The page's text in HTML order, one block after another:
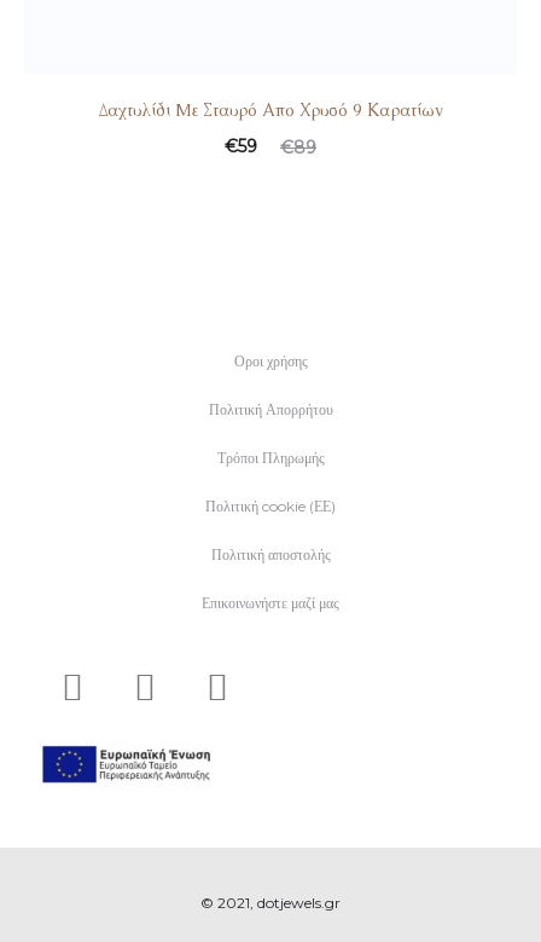
Δαχτυλίδι Mε Σταυρό Απο Χρυσό 9 Καρατίων
€89
€59
Οροι χρήσης
Πολιτική Απορρήτου
Τρόποι Πληρωμής
Πολιτική cookie (ΕΕ)
Πολιτική αποστολής
Επικοινωνήστε μαζί μας
© 2021, dotjewels.gr